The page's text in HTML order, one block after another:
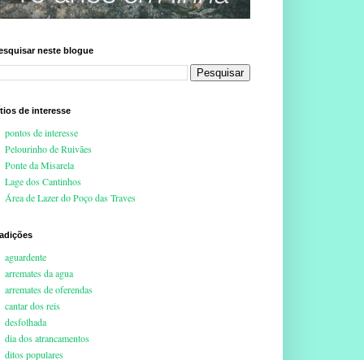
neste blogue
de interesse
pontos de interesse
Pelourinho de Ruivães
Ponte da Misarela
Lage dos Cantinhos
Área de Lazer do Poço das Traves
aguardente
arremates da agua
arremates de oferendas
cantar dos reis
desfolhada
dia dos atrancamentos
ditos populares